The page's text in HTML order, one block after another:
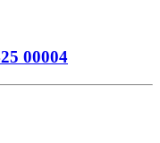
00004